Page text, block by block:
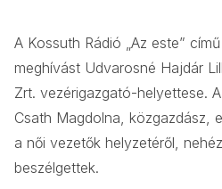
A Kossuth Rádió „Az este”
meghívást Udvarosné Hajdár
Zrt. vezérigazgató-helyettese.
Csath Magdolna, közgazdász,
a női vezetők helyzetéről,
beszélgettek.